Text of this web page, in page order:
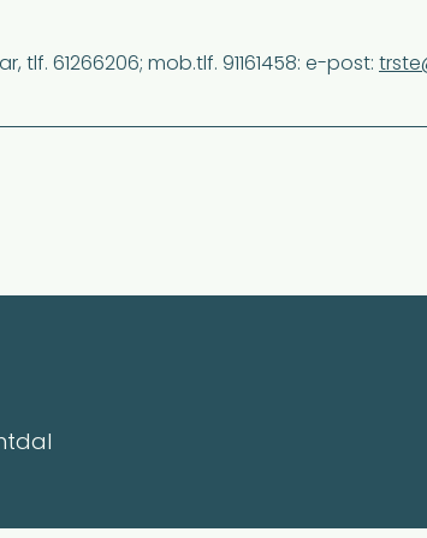
61266206; mob.tlf. 91161458: e-post: